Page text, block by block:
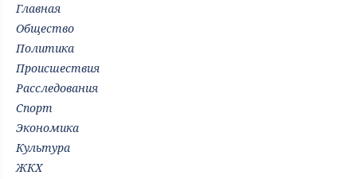
Главная
Общество
Политика
Происшествия
Расследования
Спорт
Экономика
Культура
ЖКХ